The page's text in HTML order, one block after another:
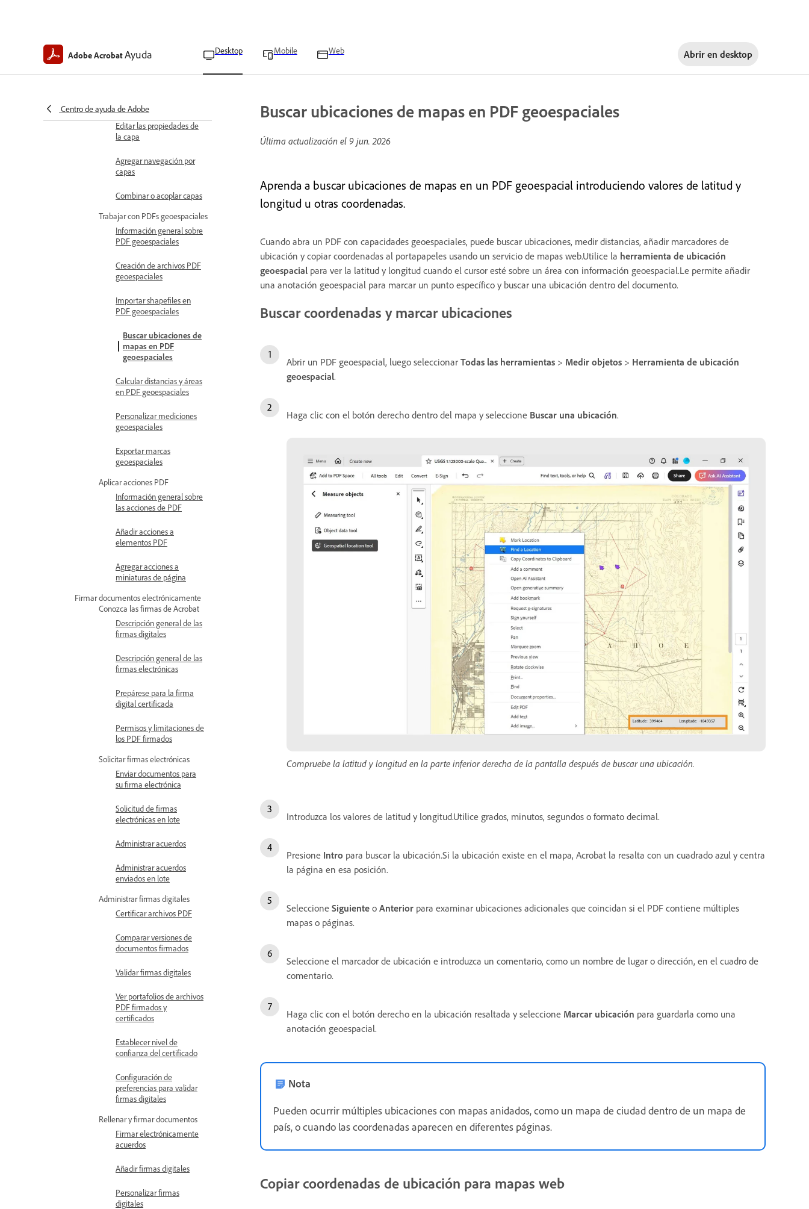
Adobe AcrobatAyuda Desktop Mobile Web Abrir en desktop
Centro de ayuda de Adobe
capas
Administrar capas de PDF
Editar las propiedades de
la capa
Agregar navegación por
capas
Combinar o acoplar capas
Trabajar con PDFs geoespaciales
Información general sobre
PDF geoespaciales
Creación de archivos PDF
geoespaciales
Importar shapefiles en
PDF geoespaciales
Buscar ubicaciones de
mapas en PDF
geoespaciales
Calcular distancias y áreas
en PDF geoespaciales
Personalizar mediciones
geoespaciales
Exportar marcas
geoespaciales
Aplicar acciones PDF
Información general sobre
las acciones de PDF
Añadir acciones a
elementos PDF
Agregar acciones a
miniaturas de página
Firmar documentos electrónicamente
Conozca las firmas de Acrobat
Descripción general de las
firmas digitales
Descripción general de las
firmas electrónicas
Prepárese para la firma
digital certificada
Permisos y limitaciones de
los PDF firmados
Solicitar firmas electrónicas
Enviar documentos para
su firma electrónica
Solicitud de firmas
electrónicas en lote
Administrar acuerdos
Administrar acuerdos
enviados en lote
Administrar firmas digitales
Certificar archivos PDF
Comparar versiones de
documentos firmados
Validar firmas digitales
Ver portafolios de archivos
PDF firmados y
certificados
Establecer nivel de
confianza del certificado
Configuración de
preferencias para validar
firmas digitales
Rellenar y firmar documentos
Firmar electrónicamente
acuerdos
Añadir firmas digitales
Personalizar firmas
digitales
Buscar ubicaciones de mapas en PDF geoespaciales
Última actualización el 9 jun. 2026
Aprenda a buscar ubicaciones de mapas en un PDF geoespacial introduciendo valores de latitud y
longitud u otras coordenadas.
Cuando abra un PDF con capacidades geoespaciales, puede buscar ubicaciones, medir distancias, añadir marcadores de
ubicación y copiar coordenadas al portapapeles usando un servicio de mapas web.Utilice la herramienta de ubicación
geoespacial para ver la latitud y longitud cuando el cursor esté sobre un área con información geoespacial.Le permite añadir
una anotación geoespacial para marcar un punto específico y buscar una ubicación dentro del documento.
Buscar coordenadas y marcar ubicaciones
Abrir un PDF geoespacial, luego seleccionar Todas las herramientas > Medir objetos > Herramienta de ubicación
geoespacial.
Haga clic con el botón derecho dentro del mapa y seleccione Buscar una ubicación.
Compruebe la latitud y longitud en la parte inferior derecha de la pantalla después de buscar una ubicación.
Introduzca los valores de latitud y longitud.Utilice grados, minutos, segundos o formato decimal.
Presione Intro para buscar la ubicación.Si la ubicación existe en el mapa, Acrobat la resalta con un cuadrado azul y centra
la página en esa posición.
Seleccione Siguiente o Anterior para examinar ubicaciones adicionales que coincidan si el PDF contiene múltiples
mapas o páginas.
Seleccione el marcador de ubicación e introduzca un comentario, como un nombre de lugar o dirección, en el cuadro de
comentario.
Haga clic con el botón derecho en la ubicación resaltada y seleccione Marcar ubicación para guardarla como una
anotación geoespacial.
Nota
Pueden ocurrir múltiples ubicaciones con mapas anidados, como un mapa de ciudad dentro de un mapa de
país, o cuando las coordenadas aparecen en diferentes páginas.
Copiar coordenadas de ubicación para mapas web